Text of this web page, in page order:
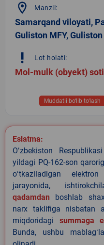
location_on Manzil:
Samarqand viloyati,
Guliston MFY,
priority_high Lot holati:
Mol-mulk (obyekt)
Muddatli bo‘lib to‘lash
Eslatma:
Oʻzbekiston
yildagi PQ-162-son
oʻtkaziladigan
jarayonida,
qadamdan boshlab
narx taklifiga nisbatan
miqdoridagi summaga
Bunda, ushbu